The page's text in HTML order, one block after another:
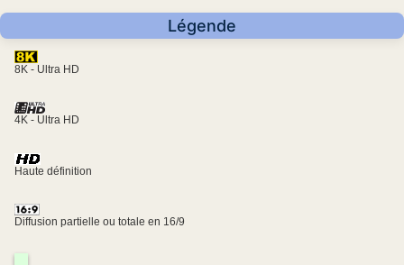
Légende
8K - Ultra HD
4K - Ultra HD
Haute définition
Diffusion partielle ou totale en 16/9